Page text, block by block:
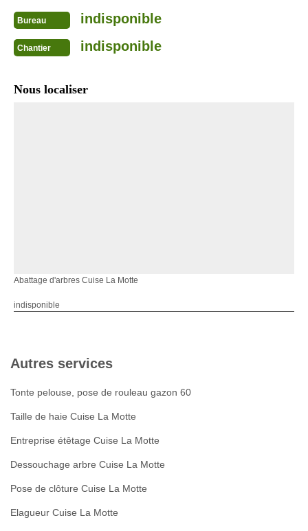
Bureau indisponible
Chantier indisponible
Nous localiser
Abattage d'arbres Cuise La Motte
indisponible
Autres services
Tonte pelouse, pose de rouleau gazon 60
Taille de haie Cuise La Motte
Entreprise étêtage Cuise La Motte
Dessouchage arbre Cuise La Motte
Pose de clôture Cuise La Motte
Elagueur Cuise La Motte